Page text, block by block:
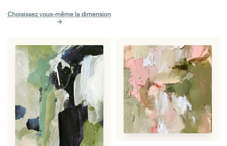
Choisissez vous-même la dimension